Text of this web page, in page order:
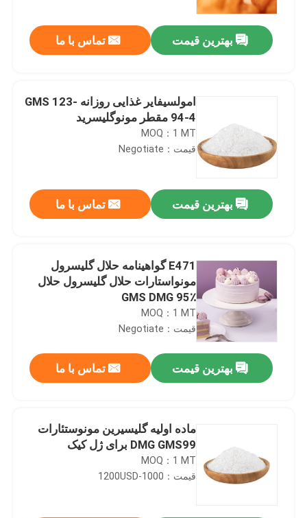
محصولات
فیلم های
بهترین قیمت تماس با ما
امولسیفایر غذایی روزانه GMS 123-
94-4 مقطر مونوگلیسرید
MOQ：1 MT
قیمت：Negotiate
بهترین قیمت تماس با ما
E471 گواهینامه حلال گلیسرول
مونواستارات حلال گلیسرول حلال
GMS DMG 95٪
MOQ：1 MT
قیمت：Negotiate
بهترین قیمت تماس با ما
ماده اولیه گلیسیرین مونوستئارات
DMG GMS99 برای ژل کیک
MOQ：1 MT
قیمت：1000-1200USD